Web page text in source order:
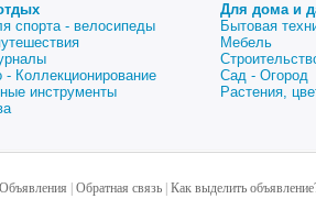
спорта - велосипеды
- Коллекционирование
инструменты
Для дома и
Бытовая
Мебель
Сад - Огород
Растения,
Объявления Обратная связь| Как выделить